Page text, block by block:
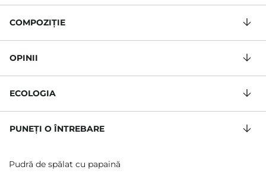
COMPOZIŢIE
OPINII
ECOLOGIA
PUNEȚI O ÎNTREBARE
Pudră de spălat cu papaină